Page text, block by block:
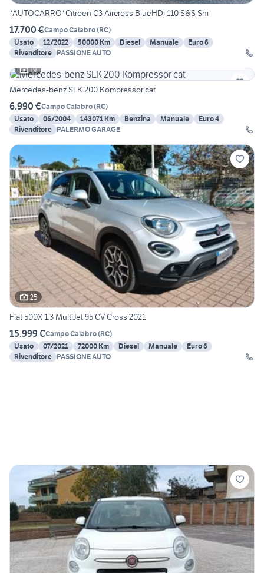
*AUTOCARRO*Citroen C3 Aircross BlueHDi 110 S&S Shi
17.700 €Campo Calabro(RC)
Usato
12/2022 50000 Km Diesel Manuale
Euro 6
Rivenditore PASSIONE AUTO
19
Mercedes-benz SLK 200 Kompressor cat
6.990 €Campo Calabro(RC)
Usato
06/2004 143071 Km Benzina Manuale
Euro 4
Rivenditore PALERMO GARAGE
25
Fiat 500X 1.3 MultiJet 95 CV Cross 2021
15.999 €Campo Calabro(RC)
Usato
07/2021 72000 Km Diesel Manuale
Euro 6
Rivenditore PASSIONE AUTO